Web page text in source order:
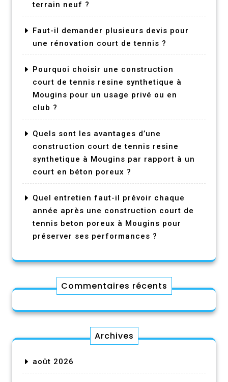
terrain neuf ?
Faut-il demander plusieurs devis pour
une rénovation court de tennis ?
Pourquoi choisir une construction
court de tennis resine synthetique à
Mougins pour un usage privé ou en
club ?
Quels sont les avantages d’une
construction court de tennis resine
synthetique à Mougins par rapport à un
court en béton poreux ?
Quel entretien faut-il prévoir chaque
année après une construction court de
tennis beton poreux à Mougins pour
préserver ses performances ?
Commentaires récents
Archives
août 2026